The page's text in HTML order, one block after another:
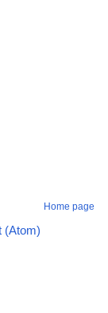
Home page
(Atom)